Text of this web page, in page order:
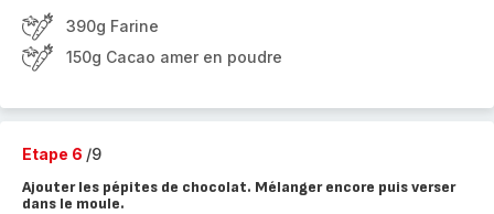
390g Farine
150g Cacao amer en poudre
Etape 6 /9
Ajouter les pépites de chocolat. Mélanger encore puis verser
dans le moule.